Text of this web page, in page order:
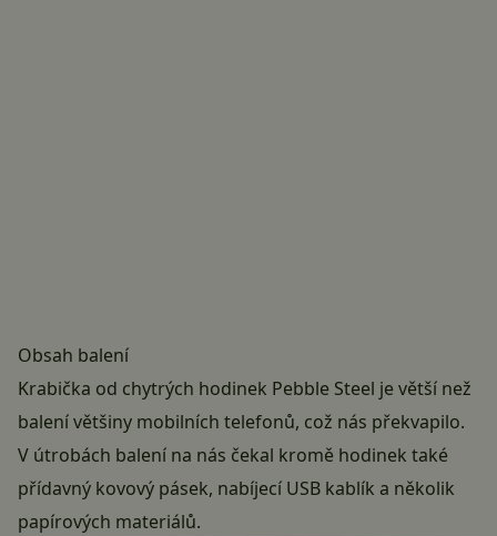
Obsah balení
Krabička od chytrých hodinek Pebble Steel je větší než
balení většiny mobilních telefonů, což nás překvapilo.
V útrobách balení na nás čekal kromě hodinek také
přídavný kovový pásek, nabíjecí USB kablík a několik
papírových materiálů.